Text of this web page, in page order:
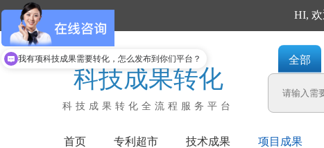
HI,
科技成果转化
科技成果转化全流程服务平台
全部
首页 专利超市 技术成果 项目成果
我有项科技成果需要转化，怎么发布到你们平台？